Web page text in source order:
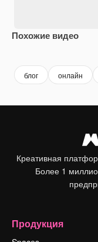
Похожие видео
блог онлайн
Креативная
Более 1
Продукция